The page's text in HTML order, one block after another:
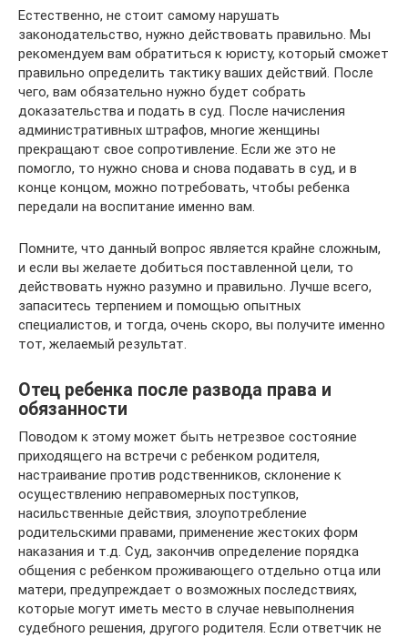
Естественно, не стоит самому нарушать
законодательство, нужно действовать правильно. Мы
рекомендуем вам обратиться к юристу, который сможет
правильно определить тактику ваших действий. После
чего, вам обязательно нужно будет собрать
доказательства и подать в суд. После начисления
административных штрафов, многие женщины
прекращают свое сопротивление. Если же это не
помогло, то нужно снова и снова подавать в суд, и в
конце концом, можно потребовать, чтобы ребенка
передали на воспитание именно вам.
Помните, что данный вопрос является крайне сложным,
и если вы желаете добиться поставленной цели, то
действовать нужно разумно и правильно. Лучше всего,
запаситесь терпением и помощью опытных
специалистов, и тогда, очень скоро, вы получите именно
тот, желаемый результат.
Отец ребенка после развода права и
обязанности
Поводом к этому может быть нетрезвое состояние
приходящего на встречи с ребенком родителя,
настраивание против родственников, склонение к
осуществлению неправомерных поступков,
насильственные действия, злоупотребление
родительскими правами, применение жестоких форм
наказания и т.д. Суд, закончив определение порядка
общения с ребенком проживающего отдельно отца или
матери, предупреждает о возможных последствиях,
которые могут иметь место в случае невыполнения
судебного решения, другого родителя. Если ответчик не